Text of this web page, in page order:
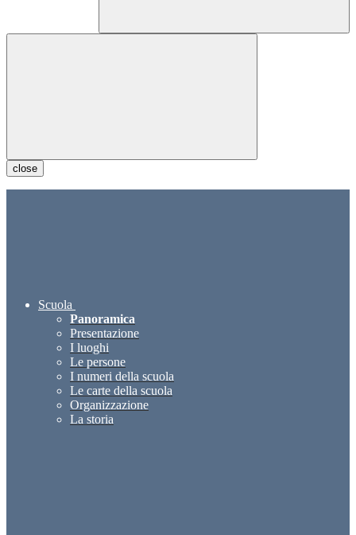
close
Scuola
Panoramica
Presentazione
I luoghi
Le persone
I numeri della scuola
Le carte della scuola
Organizzazione
La storia